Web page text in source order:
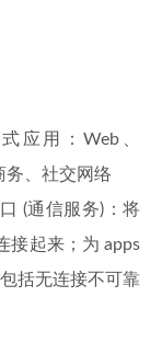
应用：Web、
务、社交网络
(通信服务)：将
接起来；为 apps
括无连接不可靠